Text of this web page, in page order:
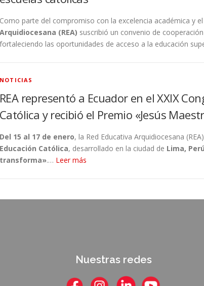
Como parte del compromiso con la excelencia académica y
Arquidiocesana (REA) suscribió un convenio de
fortaleciendo las oportunidades de acceso a la educación
NOTICIAS
REA representó a Ecuador en el XXIX
Católica y recibió el Premio «Jesús
Del 15 al 17 de enero, la Red Educativa Arquidiocesana
Educación Católica, desarrollado en la ciudad de Lima, Perú
transforma».… Leer más
Nuestras redes